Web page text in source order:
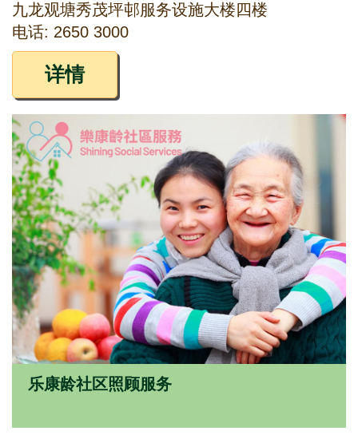
九龙观塘秀茂坪邨服务设施大楼四楼
电话: 2650 3000
详情
乐康龄社区照顾服务